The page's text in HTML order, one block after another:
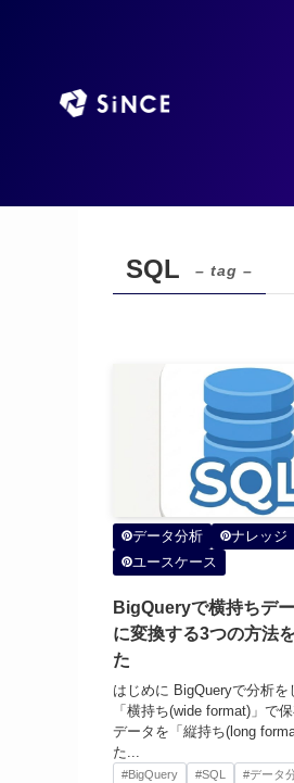
SQL – tag –
データ分析
ナレッジ
ユースケース
BigQueryで横持ちデ
に変換する3つの方法
た
はじめに BigQueryで分析を
「横持ち(wide format)」で
データを「縦持ち(long
た...
#BigQuery #SQL #データ